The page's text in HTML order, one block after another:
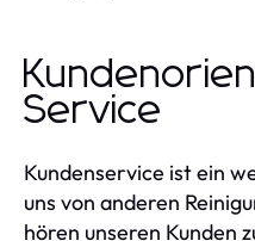
Service
Kundenservice ist ein
uns von anderen
hören unseren Kunden